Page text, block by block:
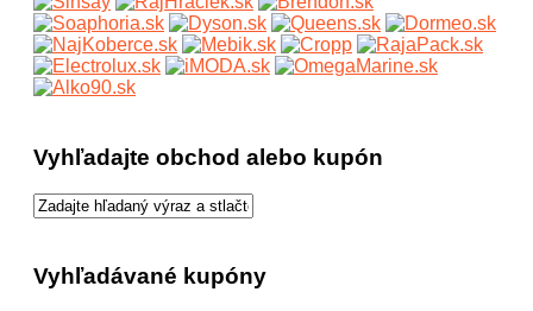
Vyhľadajte obchod alebo kupón
Vyhľadávané kupóny